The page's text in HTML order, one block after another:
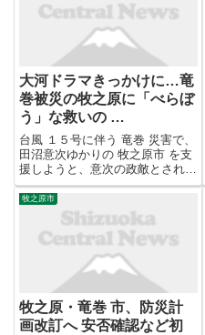
大河ドラマきっかけに…竜
巻被災の牧之原に「べらぼ
う」な救いの …
台風 １５号に伴う 竜巻 災害で、
田沼意次ゆかりの 牧之原市 を支
援しようと、意次の政敵とされて
きた松平定信ゆかりの 福島県白
河市 が２１日、職員を被災地に
派遣した。支援経験が豊富な白河
市の職員は「困っている方を
...▶ 元記事を読む
牧之原市
牧之原・竜巻 市、防災計
画改訂へ 安否確認など初